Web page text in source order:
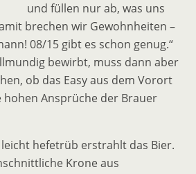
und füllen nur ab, was uns
brechen wir Gewohnheiten –
08/15 gibt es schon genug.“
bewirbt, muss dann aber
ob das Easy aus dem Vorort
hohen Ansprüche der Brauer
hefetrüb erstrahlt das Bier.
Krone aus